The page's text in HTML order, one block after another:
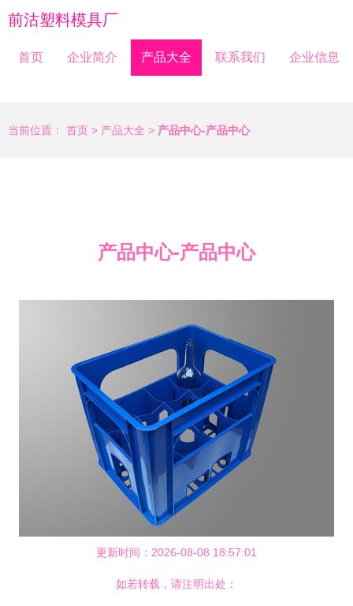
前沽塑料模具厂
首页 企业简介 产品大全 联系我们 企业信息
当前位置： 首页 > 产品大全 > 产品中心-产品中心
产品中心-产品中心
更新时间：2026-08-08 18:57:01
如若转载，请注明出处：